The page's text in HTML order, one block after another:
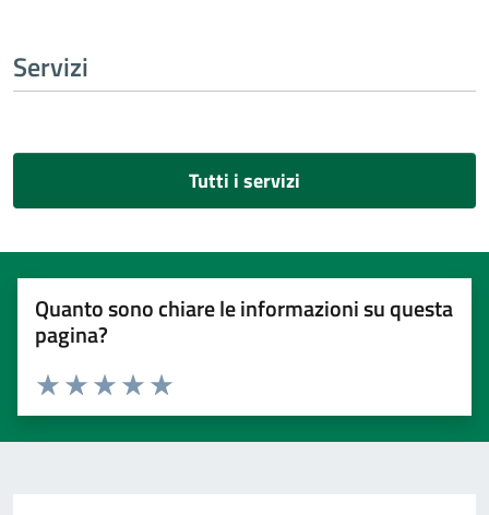
Servizi
Tutti i servizi
Quanto sono chiare le informazioni su questa
pagina?
Valuta 5 stelle su 5
Valuta 4 stelle su 5
Valuta 3 stelle su 5
Valuta 2 stelle su 5
Valuta 1 stelle su 5